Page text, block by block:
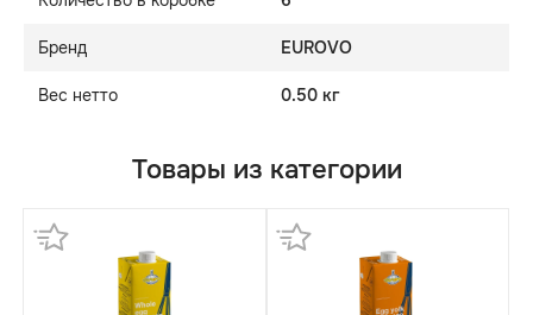
Бренд EUROVO
Вес нетто 0.50 кг
Товары из категории